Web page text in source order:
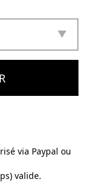
via Paypal ou
valide.